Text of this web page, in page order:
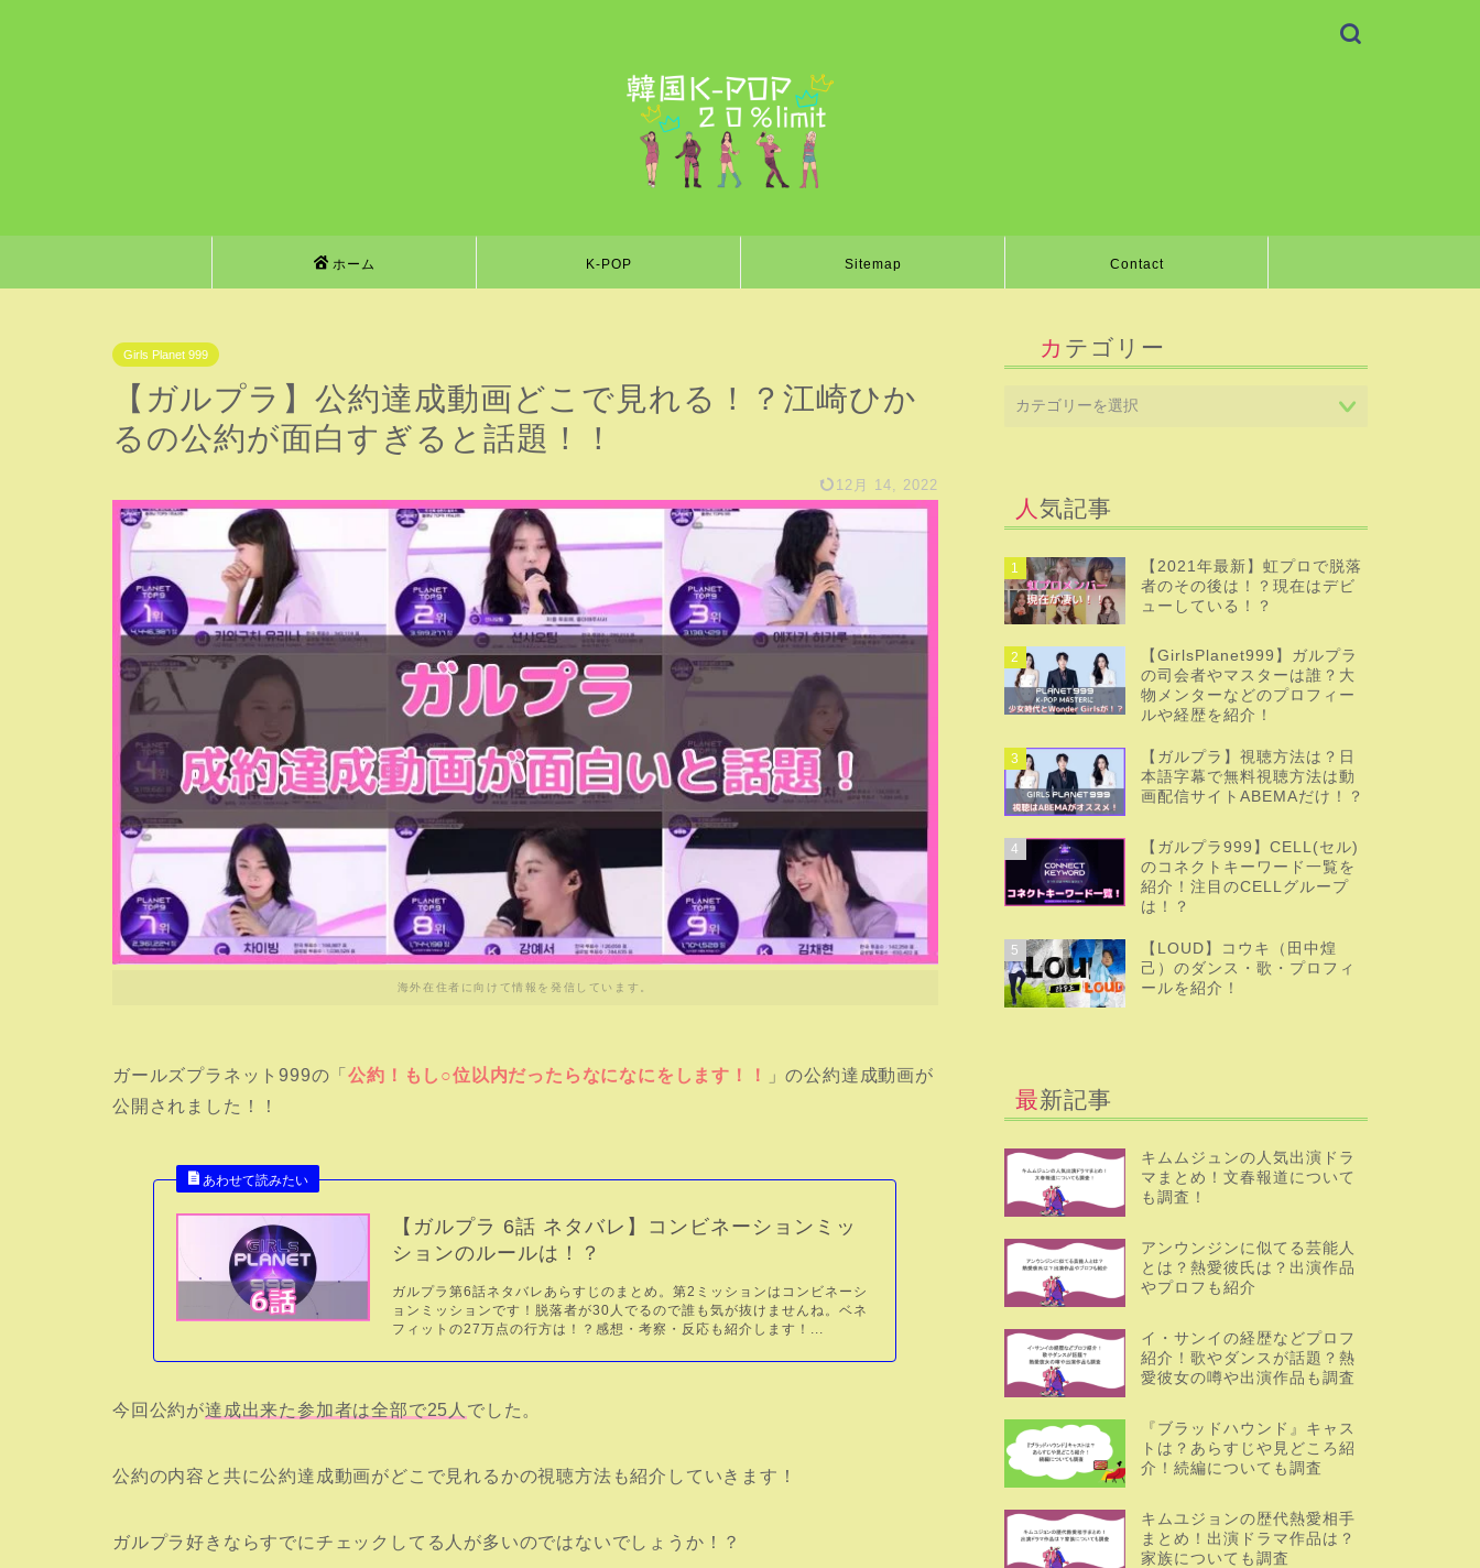
ホーム K-POP Sitemap Contact
Girls Planet 999
【ガルプラ】公約達成動画どこで見れる！？江崎ひか
るの公約が面白すぎると話題！！
12月 14, 2022
海外在住者に向けて情報を発信しています。
ガールズプラネット999の「公約！もし○位以内だったらなになにをします！！
」の公約達成動画が
公開されました！！
【ガルプラ 6話 ネタバレ】コンビネーションミッ
ションのルールは！？
ガルプラ第6話ネタバレあらすじのまとめ。第2ミッションはコンビネーシ
ョンミッションです！脱落者が30人でるので誰も気が抜けませんね。ベネ
フィットの27万点の行方は！？感想・考察・反応も紹介します！...
今回公約が達成出来た参加者は全部で25人 でした。
公約の内容と共に公約達成動画がどこで見れるかの視聴方法も紹介していきます！
ガルプラ好きならすでにチェックしてる人が多いのではないでしょうか！？
カテゴリー
人気記事
1
【2021年最新】虹プロで脱落
者のその後は！？現在はデビ
ューしている！？
2
【GirlsPlanet999】ガルプラ
の司会者やマスターは誰？大
物メンターなどのプロフィー
ルや経歴を紹介！
3
【ガルプラ】視聴方法は？日
本語字幕で無料視聴方法は動
画配信サイトABEMAだけ！？
4
【ガルプラ999】CELL(セル)
のコネクトキーワード一覧を
紹介！注目のCELLグループ
は！？
5
【LOUD】コウキ（田中煌
己）のダンス・歌・プロフィ
ールを紹介！
最新記事
キムムジュンの人気出演ドラ
マまとめ！文春報道について
も調査！
アンウンジンに似てる芸能人
とは？熱愛彼氏は？出演作品
やプロフも紹介
イ・サンイの経歴などプロフ
紹介！歌やダンスが話題？熱
愛彼女の噂や出演作品も調査
『ブラッドハウンド』キャス
トは？あらすじや見どころ紹
介！続編についても調査
キムユジョンの歴代熱愛相手
まとめ！出演ドラマ作品は？
家族についても調査